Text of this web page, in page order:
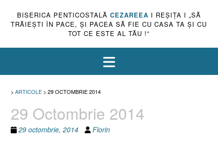
BISERICA PENTICOSTALĂ CEZAREEA I REŞIŢA I „SĂ
TRĂIEŞTI ÎN PACE, ŞI PACEA SĂ FIE CU CASA TA ŞI CU
TOT CE ESTE AL TĂU !”
> ARTICOLE > 29 OCTOMBRIE 2014
29 Octombrie 2014
29 octombrie, 2014 Florin